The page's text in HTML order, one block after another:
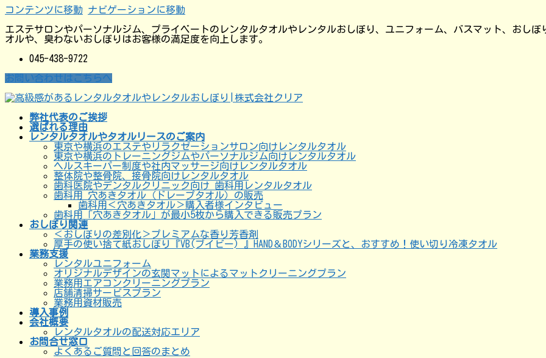
コンテンツに移動 ナビゲーションに移動
エステサロンやパーソナルジム、プライベートのレンタルタオルやレンタルおしぼり、ユニフォーム、バスマット、おし
オルや、臭わないおしぼりはお客様の満足度を向上します。
045-438-9722
お問い合わせはこちらへ
弊社代表のご挨拶
選ばれる理由
レンタルタオルやタオルリースのご案内
東京や横浜のエステやリラクゼーションサロン向けレンタルタオル
東京や横浜のトレーニングジムやパーソナルジム向けレンタルタオル
ヘルスキーパー制度や社内マッサージ向けレンタルタオル
整体院や整骨院、接骨院向けレンタルタオル
歯科医院やデンタルクリニック向け 歯科用レンタルタオル
歯科用 穴あきタオル（ドレープタオル）の販売
歯科用＜穴あきタオル＞購入者様インタビュー
歯科用「穴あきタオル」が最小5枚から購入できる販売プラン
おしぼり関連
＜おしぼりの差別化＞プレミアムな香り芳香剤
厚手の使い捨て紙おしぼり『VB(ブイビー) 』HAND＆BODYシリーズと、おすすめ！使い切り冷凍タオル
業務支援
レンタルユニフォーム
オリジナルデザインの玄関マットによるマットクリーニングプラン
業務用エアコンクリーニングプラン
店舗清掃サービスプラン
業務用資材販売
導入事例
会社概要
レンタルタオルの配送対応エリア
お問合せ窓口
よくあるご質問と回答のまとめ